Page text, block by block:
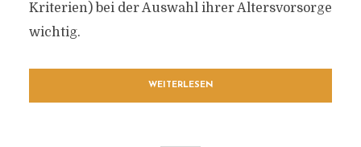
Kriterien) bei der Auswahl ihrer Altersvorsorge
wichtig.
WEITERLESEN